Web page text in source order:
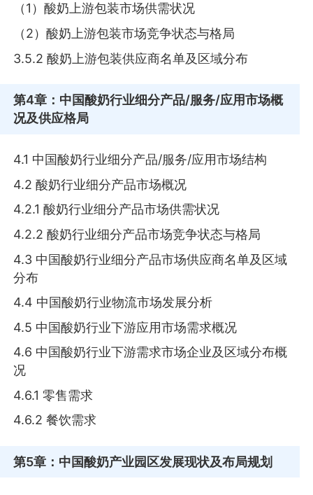
（1）酸奶上游包装市场供需状况
（2）酸奶上游包装市场竞争状态与格局
3.5.2 酸奶上游包装供应商名单及区域分布
第4章 ：中国酸奶行业细分产品/服务/应用市场概
况及供应格局
4.1 中国酸奶行业细分产品/服务/应用市场结构
4.2 酸奶行业细分产品市场概况
4.2.1 酸奶行业细分产品市场供需状况
4.2.2 酸奶行业细分产品市场竞争状态与格局
4.3 中国酸奶行业细分产品市场供应商名单及区域
分布
4.4 中国酸奶行业物流市场发展分析
4.5 中国酸奶行业下游应用市场需求概况
4.6 中国酸奶行业下游需求市场企业及区域分布概
况
4.6.1 零售需求
4.6.2 餐饮需求
第5章 ：中国酸奶产业园区发展现状及布局规划